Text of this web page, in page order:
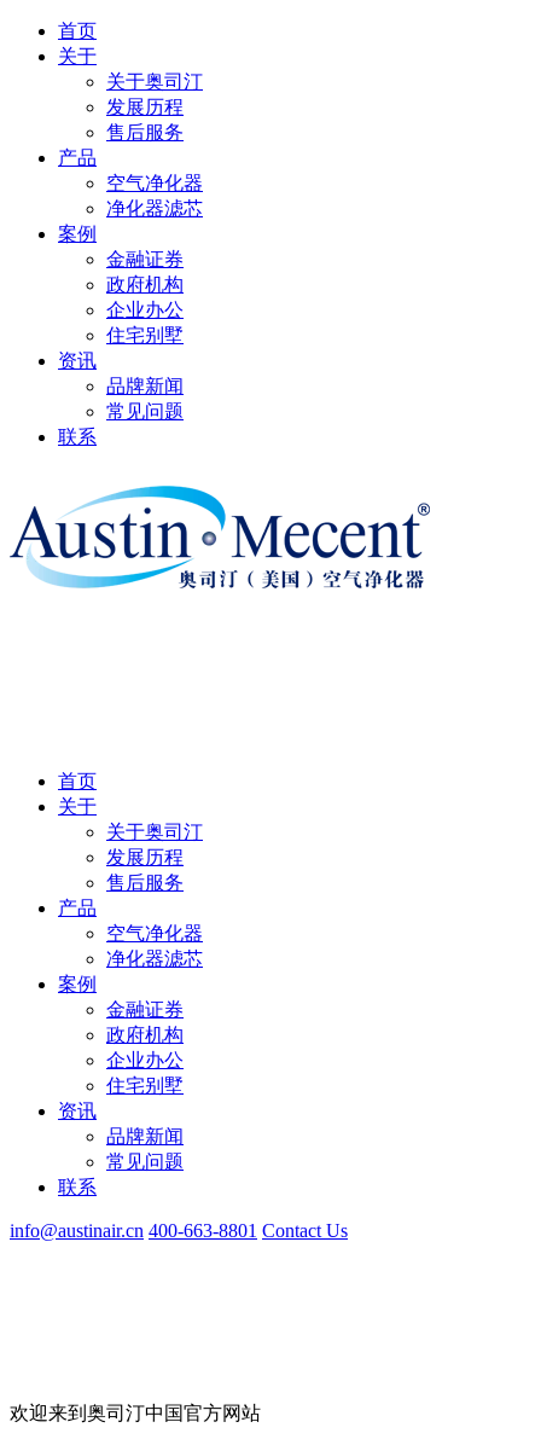
首页
关于
关于奥司汀
发展历程
售后服务
产品
空气净化器
净化器滤芯
案例
金融证券
政府机构
企业办公
住宅别墅
资讯
品牌新闻
常见问题
联系
首页
关于
关于奥司汀
发展历程
售后服务
产品
空气净化器
净化器滤芯
案例
金融证券
政府机构
企业办公
住宅别墅
资讯
品牌新闻
常见问题
联系
info@austinair.cn 400-663-8801 Contact Us
欢迎来到奥司汀中国官方网站